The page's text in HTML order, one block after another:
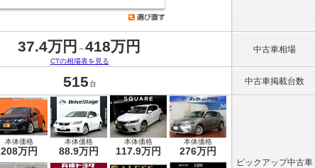
37.4万円 ～418万円
CTの相場表を見る
中古車相場
515 台 中古車掲載台数
本体価格
208万円
本体価格
88.9万円
本体価格
117.9万円
本体価格
276万円
ピックアップ中古車